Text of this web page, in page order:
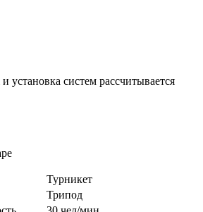
систем рассчитывается
Турникет
Трипод